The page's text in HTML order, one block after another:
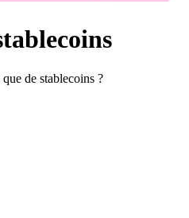
de stablecoins ?